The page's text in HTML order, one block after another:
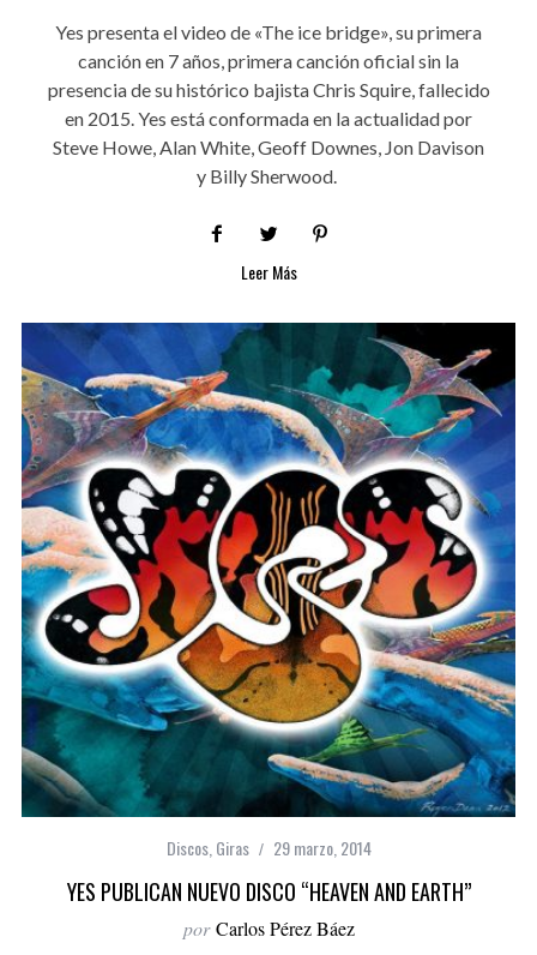
Yes presenta el video de «The ice bridge», su primera
canción en 7 años, primera canción oficial sin la
presencia de su histórico bajista Chris Squire, fallecido
en 2015. Yes está conformada en la actualidad por
Steve Howe, Alan White, Geoff Downes, Jon Davison
y Billy Sherwood.
Leer Más
Discos, Giras 29 marzo, 2014
YES PUBLICAN NUEVO DISCO “HEAVEN AND EARTH”
por Carlos Pérez Báez